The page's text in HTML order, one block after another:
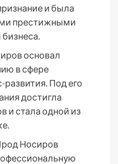
и была
престижными
основал
в сфере
развития. Под его
достигла
и стала одной из
Носиров